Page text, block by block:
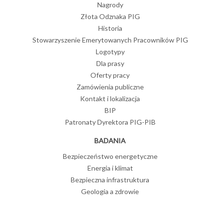
Nagrody
Złota Odznaka PIG
Historia
Stowarzyszenie Emerytowanych Pracowników PIG
Logotypy
Dla prasy
Oferty pracy
Zamówienia publiczne
Kontakt i lokalizacja
BIP
Patronaty Dyrektora PIG-PIB
BADANIA
Bezpieczeństwo energetyczne
Energia i klimat
Bezpieczna infrastruktura
Geologia a zdrowie